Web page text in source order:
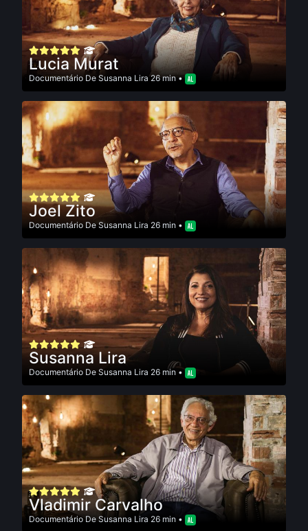
Lucia Murat
Documentário De Susanna Lira 26 min •
Joel Zito
Documentário DeSusanna Lira 26 min •
Susanna Lira
Documentário De Susanna Lira 26 min •
Vladimir Carvalho
DocumentárioDeSusanna Lira 26 min •